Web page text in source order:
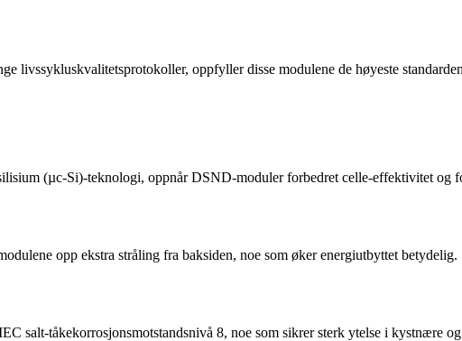
livssykluskvalitetsprotokoller, oppfyller disse modulene de høyeste
(µc-Si)-teknologi, oppnår DSND-moduler forbedret celle-effektivitet og
opp ekstra stråling fra baksiden, noe som øker energiutbyttet betydelig.
salt-tåkekorrosjonsmotstandsnivå 8, noe som sikrer sterk ytelse i kystnære